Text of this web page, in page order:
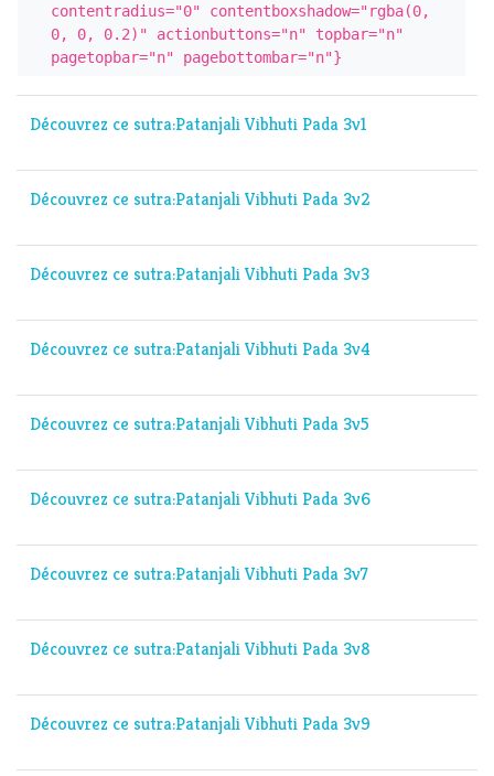
contentradius="0" contentboxshadow="rgba(0,
0, 0, 0.2)" actionbuttons="n" topbar="n"
pagetopbar="n" pagebottombar="n"}
Découvrez ce sutra:Patanjali Vibhuti Pada 3v1
Découvrez ce sutra:Patanjali Vibhuti Pada 3v2
Découvrez ce sutra:Patanjali Vibhuti Pada 3v3
Découvrez ce sutra:Patanjali Vibhuti Pada 3v4
Découvrez ce sutra:Patanjali Vibhuti Pada 3v5
Découvrez ce sutra:Patanjali Vibhuti Pada 3v6
Découvrez ce sutra:Patanjali Vibhuti Pada 3v7
Découvrez ce sutra:Patanjali Vibhuti Pada 3v8
Découvrez ce sutra:Patanjali Vibhuti Pada 3v9